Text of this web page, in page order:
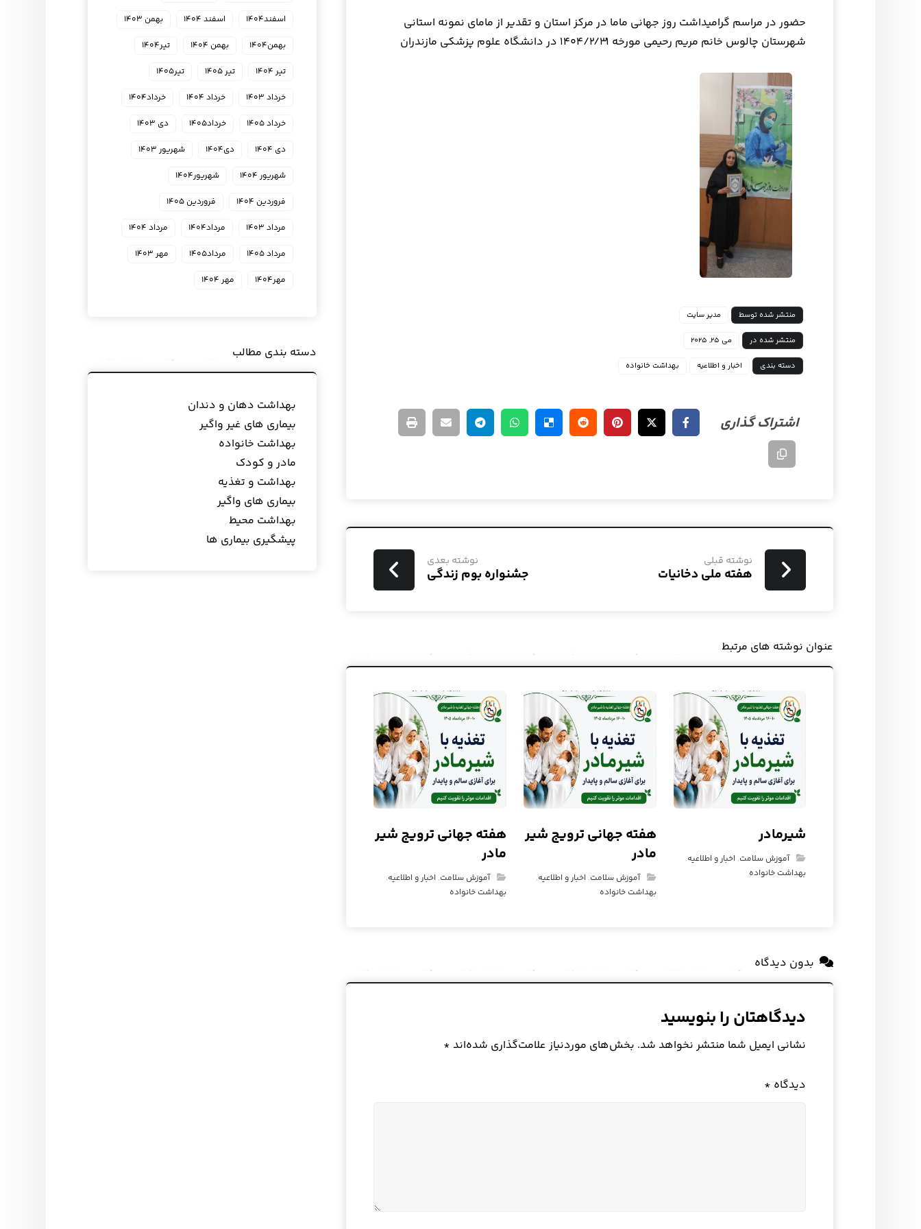
حضور در مراسم گرامیداشت روز جهانی ماما در مرکز استان و تقدیر از مامای نمونه استانی
شهرستان چالوس خانم مریم رحیمی مورخه ۱۴۰۴/۲/۳۱ در دانشگاه علوم پزشکی مازندران
منتشر شده توسط مدیر سایت
منتشر شده در می ۲۵, ۲۰۲۵
دسته بندی اخبار و اطلاعیه بهداشت خانواده
نوشته قبلی
هفته ملی دخانیات
نوشته بعدی
جشنواره بوم زندگی
عنوان ‫نوشته های مرتبط
شیرمادر
آموزش سلامت, اخبار و اطلاعیه,
بهداشت خانواده
هفته جهانی ترویج شیر
مادر
آموزش سلامت, اخبار و اطلاعیه,
بهداشت خانواده
هفته جهانی ترویج شیر
مادر
آموزش سلامت, اخبار و اطلاعیه,
بهداشت خانواده
بدون دیدگاه
دیدگاهتان را بنویسید
نشانی ایمیل شما منتشر نخواهد شد. بخش‌های موردنیاز علامت‌گذاری شده‌اند *
دیدگاه *
اسفند۱۴۰۴ اسفند ۱۴۰۴
بهمن ۱۴۰۳
بهمن۱۴۰۴
بهمن ۱۴۰۴
تیر۱۴۰۴
تیر ۱۴۰۴
تیر ۱۴۰۵
تیر۱۴۰۵
خرداد ۱۴۰۳
خرداد ۱۴۰۴
خرداد۱۴۰۴
خرداد ۱۴۰۵
خرداد۱۴۰۵
دی ۱۴۰۳
دی ۱۴۰۴
دی۱۴۰۴
شهریور ۱۴۰۳
شهریور ۱۴۰۴
شهریور۱۴۰۴
فروردین ۱۴۰۴
فروردین ۱۴۰۵
مرداد ۱۴۰۳
مرداد۱۴۰۴
مرداد ۱۴۰۴
مرداد ۱۴۰۵
مرداد۱۴۰۵
مهر ۱۴۰۳
مهر۱۴۰۴
مهر ۱۴۰۴
دسته بندی مطالب
بهداشت دهان و دندان
بیماری های غیر واگیر
بهداشت خانواده
مادر و کودک
بهداشت و تغذیه
بیماری های واگیر
بهداشت محیط
پیشگیری بیماری ها